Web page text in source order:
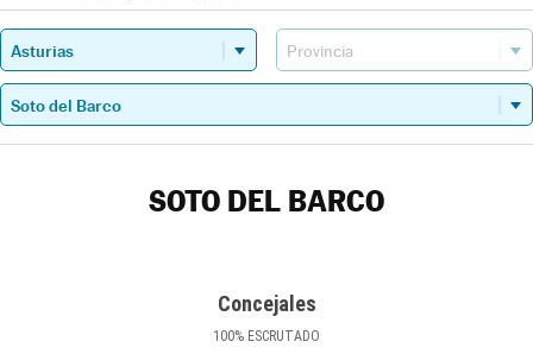
SOTO DEL BARCO
Concejales
100% ESCRUTADO